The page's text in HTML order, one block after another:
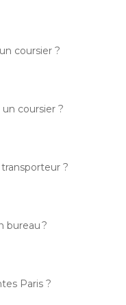
coursier ?
coursier ?
?
bureau ?
Paris ?